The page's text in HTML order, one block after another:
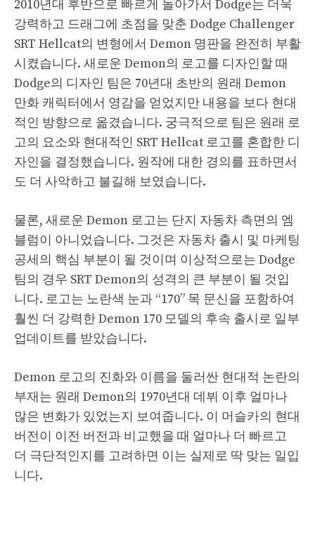
2010년대 후반으로 빠르게 돌아가서 Dodge는 더욱
강력하고 드래그에 초점을 맞춘 Dodge Challenger
SRT Hellcat의 변형에서 Demon 명판을 완전히 부활
시켰습니다. 새로운 Demon의 로고를 디자인할 때
Dodge의 디자인 팀은 70년대 초반의 원래 Demon
만화 캐릭터에서 영감을 얻었지만 내용을 보다 현대
적인 방향으로 옮겼습니다. 궁극적으로 팀은 원래 로
고의 요소와 현대적인 SRT Hellcat 로고를 혼합한 디
자인을 결정했습니다. 원작에 대한 경의를 표하면서
도 더 사악하고 불길해 보였습니다.
물론, 새로운 Demon 로고는 단지 자동차 측면의 엠
블럼이 아니었습니다. 그것은 자동차 출시 및 마케팅
공세의 핵심 부분이 될 것이며 이상적으로는 Dodge
팀의 경우 SRT Demon의 성격의 큰 부분이 될 것입
니다. 로고는 노란색 눈과 “170” 목 문신을 포함하여
훨씬 더 강력한 Demon 170 모델의 후속 출시로 일부
업데이트를 받았습니다.
Demon 로고의 진화와 이름을 둘러싼 현대적 논란의
부재는 원래 Demon의 1970년대 데뷔 이후 얼마나
많은 변화가 있었는지 보여줍니다. 이 머슬카의 현대
버전이 이전 버전과 비교했을 때 얼마나 더 빠르고
더 극단적인지를 고려하면 이는 실제로 딱 맞는 일입
니다.